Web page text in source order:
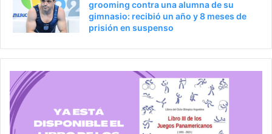
grooming contra una alumna de su
gimnasio: recibió un año y 8 meses de
prisión en suspenso